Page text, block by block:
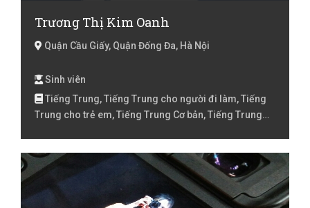
Trương Thị Kim Oanh
Quận Cầu Giấy, Quận Đống Đa, Hà Nội
Sinh viên
Tiếng Trung, Tiếng Trung cho người đi làm, Tiếng
Trung cho trẻ em, Tiếng Trung Cơ bản, Tiếng Trung
lóp 4, Toán Lớp 1, Toán Lớp 2, Toán lớp 3, Toán lớp 4,
Toán lớp 5